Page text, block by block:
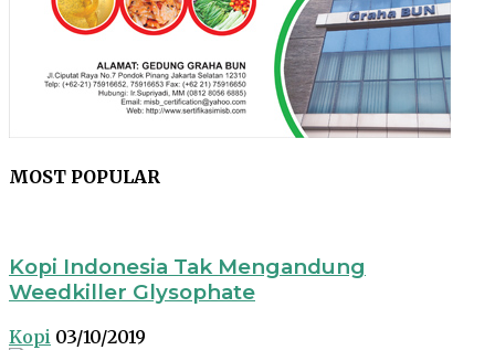
MOST POPULAR
Kopi Indonesia Tak Mengandung
Weedkiller Glysophate
Kopi 03/10/2019